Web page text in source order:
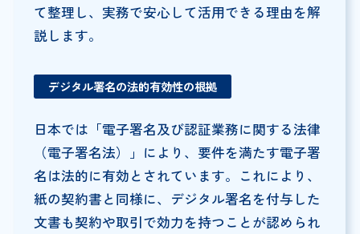
て整理し、実務で安心して活用できる理由を解
説します。
デジタル署名の法的有効性の根拠
日本では「電子署名及び認証業務に関する法律
（電子署名法）」により、要件を満たす電子署
名は法的に有効とされています。これにより、
紙の契約書と同様に、デジタル署名を付与した
文書も契約や取引で効力を持つことが認められ